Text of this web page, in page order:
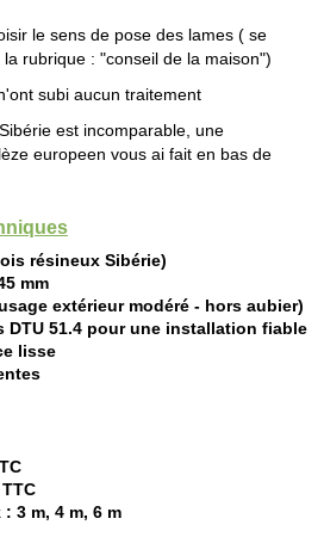
le sens de pose des lames ( se
rubrique : "conseil de la maison")
subi aucun traitement
est incomparable, une
europeen vous ai fait en bas de
résineux Sibérie)
mm
extérieur modéré - hors aubier)
DTU 51.4 pour une installation fiable
lisse
: 3 m, 4 m, 6 m